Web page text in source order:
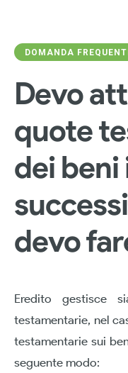
DOMANDA
Devo
quote
dei beni
devo
Eredito gestisce
testamentarie, nel
testamentarie sui
seguente modo: